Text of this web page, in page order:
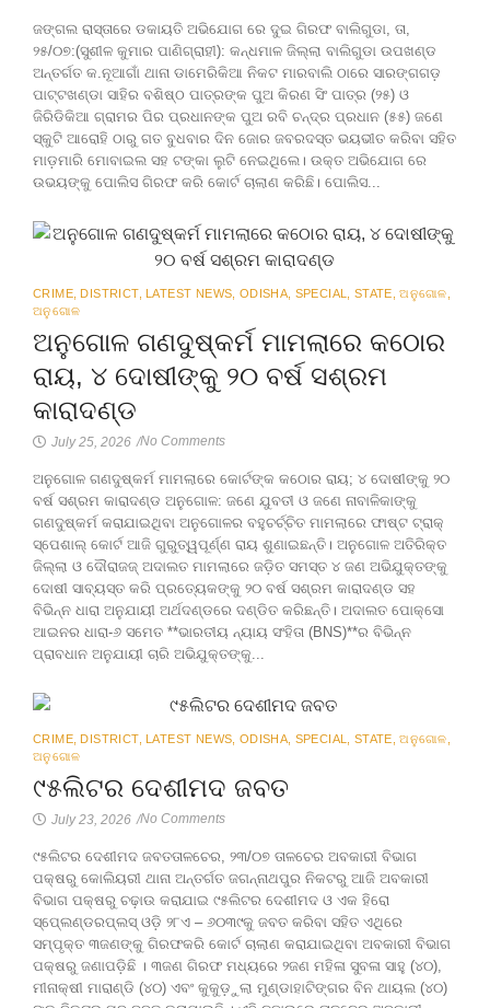
ଜଙ୍ଗଲ ରାସ୍ତାରେ ଡକାୟତି ଅଭିଯୋଗ ରେ ଦୁଇ ଗିରଫ ବାଲିଗୁଡା, ତା,
୨୫/୦୭:(ସୁଶୀଳ କୁମାର ପାଣିଗ୍ରାହୀ): କନ୍ଧମାଳ ଜିଲ୍ଲା ବାଲିଗୁଡା ଉପଖଣ୍ଡ
ଅନ୍ତର୍ଗତ କ.ନୂଆଗାଁ ଥାନା ଡାମେରିକିଆ ନିକଟ ମାରବାଲି ଠାରେ ସାରଙ୍ଗଗଡ଼
ପାଟ୍ଟଖଣ୍ଡା ସାହିର ବଶିଷ୍ଠ ପାତ୍ରଙ୍କ ପୁଅ କିରଣ ସିଂ ପାତ୍ର (୨୫) ଓ
ଜିରିଡିକିଆ ଗ୍ରାମର ପିର ପ୍ରଧାନଙ୍କ ପୁଅ ରବି ଚନ୍ଦ୍ର ପ୍ରଧାନ (୫୫) ଜଣେ
ସ୍କୁଟି ଆରୋହି ଠାରୁ ଗତ ବୁଧବାର ଦିନ ଜୋର ଜବରଦସ୍ତ ଭୟଭୀତ କରିବା ସହିତ
ମାଡ଼ମାରି ମୋବାଇଲ ସହ ଟଙ୍କା ଲୁଟି ନେଇଥିଲେ। ଉକ୍ତ ଅଭିଯୋଗ ରେ
ଉଭୟଙ୍କୁ ପୋଲିସ ଗିରଫ କରି କୋର୍ଟ ଚାଲାଣ କରିଛି। ପୋଲିସ...
CRIME DISTRICT, LATEST NEWS ODISHA SPECIAL STATE ଅନୁଗୋଳ
ଅନୁଗୋଳ
ଅନୁଗୋଳ ଗଣଦୁଷ୍କର୍ମ ମାମଲାରେ କଠୋର
ରାୟ, ୪ ଦୋଷୀଙ୍କୁ ୨୦ ବର୍ଷ ସଶ୍ରମ
କାରାଦଣ୍ଡ
July 25, 2026 /No Comments
ଅନୁଗୋଳ ଗଣଦୁଷ୍କର୍ମ ମାମଲାରେ କୋର୍ଟଙ୍କ କଠୋର ରାୟ; ୪ ଦୋଷୀଙ୍କୁ ୨୦
ବର୍ଷ ସଶ୍ରମ କାରାଦଣ୍ଡ ଅନୁଗୋଳ: ଜଣେ ଯୁବତୀ ଓ ଜଣେ ନାବାଳିକାଙ୍କୁ
ଗଣଦୁଷ୍କର୍ମ କରାଯାଇଥିବା ଅନୁଗୋଳର ବହୁଚର୍ଚ୍ଚିତ ମାମଲାରେ ଫାଷ୍ଟ ଟ୍ରାକ୍
ସ୍ପେଶାଲ୍ କୋର୍ଟ ଆଜି ଗୁରୁତ୍ୱପୂର୍ଣ୍ଣ ରାୟ ଶୁଣାଇଛନ୍ତି। ଅନୁଗୋଳ ଅତିରିକ୍ତ
ଜିଲ୍ଲା ଓ ଦୌରାଜଜ୍ ଅଦାଲତ ମାମଲାରେ ଜଡ଼ିତ ସମସ୍ତ ୪ ଜଣ ଅଭିଯୁକ୍ତଙ୍କୁ
ଦୋଷୀ ସାବ୍ୟସ୍ତ କରି ପ୍ରତ୍ୟେକଙ୍କୁ ୨୦ ବର୍ଷ ସଶ୍ରମ କାରାଦଣ୍ଡ ସହ
ବିଭିନ୍ନ ଧାରା ଅନୁଯାୟୀ ଅର୍ଥଦଣ୍ଡରେ ଦଣ୍ଡିତ କରିଛନ୍ତି। ଅଦାଲତ ପୋକ୍ସୋ
ଆଇନର ଧାରା-୬ ସମେତ **ଭାରତୀୟ ନ୍ୟାୟ ସଂହିତା (BNS)**ର ବିଭିନ୍ନ
ପ୍ରାବଧାନ ଅନୁଯାୟୀ ଚାରି ଅଭିଯୁକ୍ତଙ୍କୁ...
CRIME DISTRICT, LATEST NEWS ODISHA SPECIAL STATE ଅନୁଗୋଳ
ଅନୁଗୋଳ
୯୫ଲିଟର ଦେଶୀମଦ ଜବତ
July 23, 2026 /No Comments
୯୫ଲିଟର ଦେଶୀମଦ ଜବତତାଳଚେର, ୨୩/୦୭ ତାଳଚେର ଅବକାରୀ ବିଭାଗ
ପକ୍ଷରୁ କୋଲିୟରୀ ଥାନା ଅନ୍ତର୍ଗତ ଜଗନ୍ନାଥପୁର ନିକଟରୁ ଆଜି ଅବକାରୀ
ବିଭାଗ ପକ୍ଷରୁ ଚଢ଼ାଉ କରାଯାଇ ୯୫ଲିଟର ଦେଶୀମଦ ଓ ଏକ ହିରୋ
ସ୍ପେ୍ଲଣ୍ଡରପ୍ଲସ୍ ଓଡ଼ି ୨୮ଏ – ୬୦୩୯କୁ ଜବତ କରିବା ସହିତ ଏଥିରେ
ସମ୍ପୃକ୍ତ ୩ଜଣଙ୍କୁ ଗିରଫକରି କୋର୍ଟ ଚାଲାଣ କରାଯାଇଥିବା ଅବକାରୀ ବିଭାଗ
ପକ୍ଷରୁ ଜଣାପଡ଼ିଛି । ୩ଜଣ ଗିରଫ ମଧ୍ୟରେ ୨ଜଣ ମହିଳା ସୁବଳା ସାହୁ (୪୦),
ମୀନାକ୍ଷୀ ମାରାଣ୍ଡି (୪୦) ଏବଂ କୁକୁଡ଼ୁଲା ମୁଣ୍ଡାହାଟିଙ୍ଗର ବିନ ଥାୟଲ (୪୦)